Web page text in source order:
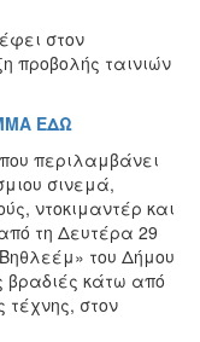
στον
προβολής ταινιών
ΕΔΩ
περιλαμβάνει
σινεμά,
ντοκιμαντέρ και
τη Δευτέρα 29
του Δήμου
βραδιές κάτω από
τέχνης, στον